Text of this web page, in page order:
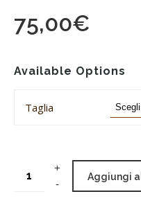
75,00€
Available Options
Taglia
Aggiungi